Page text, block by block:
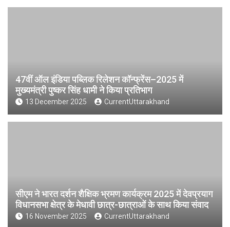
47वीं ऑल इंडिया पब्लिक रिलेशन कॉन्फ्रेंस–2025 में
मुख्यमंत्री पुष्कर सिंह धामी ने किया प्रतिभाग
13 December 2025 CurrentUttarakhand
सीएम ने भारत दर्शन शैक्षिक भ्रमण कार्यक्रम 2025 में देवप्रयाग
विधानसभा क्षेत्र के मेधावी छात्र-छात्राओं के साथ किया संवाद
16 November 2025 CurrentUttarakhand